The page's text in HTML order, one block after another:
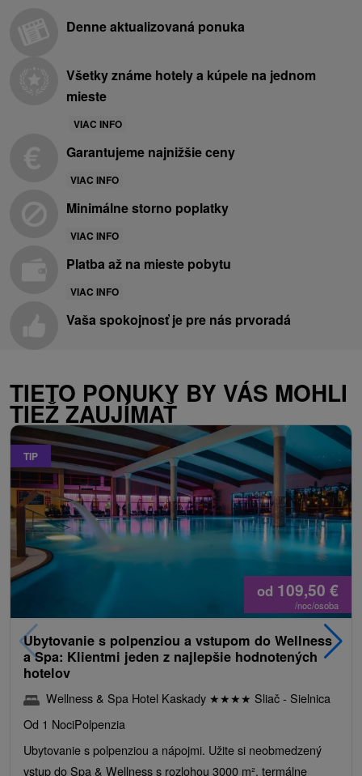
Denne aktualizovaná ponuka
Všetky známe hotely a kúpele na jednom
mieste
VIAC INFO
Garantujeme najnižšie ceny
VIAC INFO
Minimálne storno poplatky
VIAC INFO
Platba až na mieste pobytu
VIAC INFO
Vaša spokojnosť je pre nás prvoradá
TIETO PONUKY BY VÁS MOHLI
TIEŽ ZAUJÍMAŤ
TIP
od 109,50 €
/noc/osoba
Ubytovanie s polpenziou a vstupom do Wellness
a Spa: Klientmi jeden z najlepšie hodnotených
hotelov
Wellness & Spa Hotel Kaskady ★★★★ Sliač - Sielnica
Od 1 NociPolpenzia
Ubytovanie s polpenziou a nápojmi. Užite si neobmedzený
vstup do Spa & Wellness s rozlohou 3000 m², termálne